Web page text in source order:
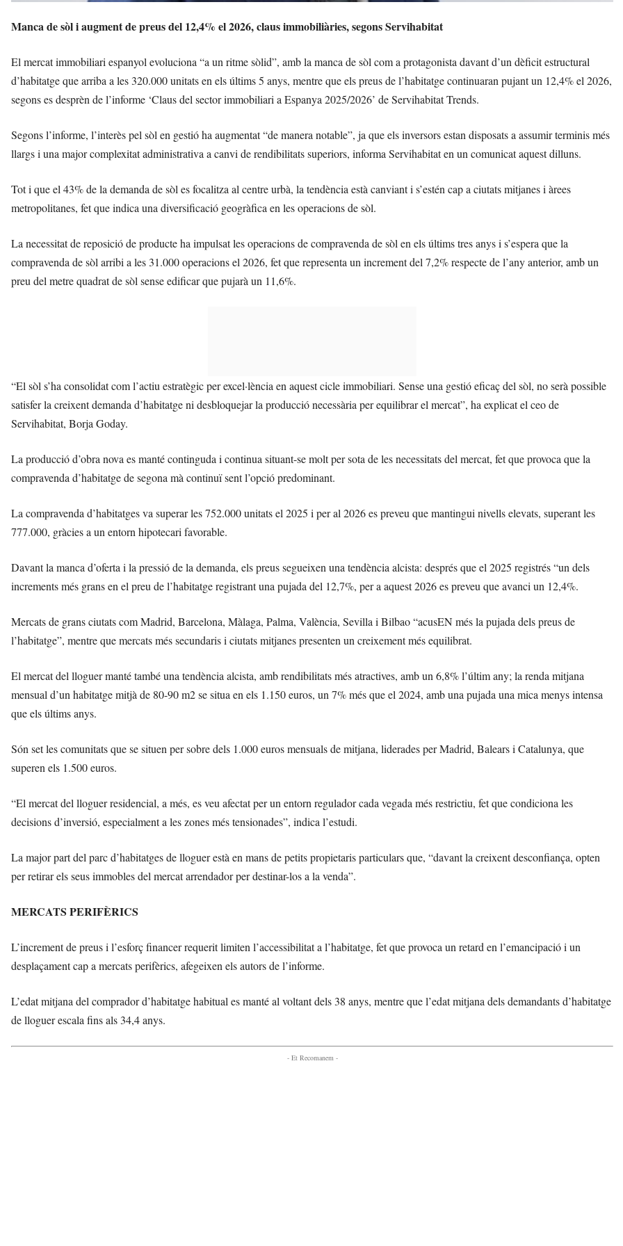
Manca de sòl i augment de preus del 12,4% el 2026, claus immobiliàries, segons Servihabitat
El mercat immobiliari espanyol evoluciona “a un ritme sòlid”, amb la manca de sòl com a protagonista davant d’un dèficit estructural
d’habitatge que arriba a les 320.000 unitats en els últims 5 anys, mentre que els preus de l’habitatge continuaran pujant un 12,4% el 2026,
segons es desprèn de l’informe ‘Claus del sector immobiliari a Espanya 2025/2026’ de Servihabitat Trends.
Segons l’informe, l’interès pel sòl en gestió ha augmentat “de manera notable”, ja que els inversors estan disposats a assumir terminis més
llargs i una major complexitat administrativa a canvi de rendibilitats superiors, informa Servihabitat en un comunicat aquest dilluns.
Tot i que el 43% de la demanda de sòl es focalitza al centre urbà, la tendència està canviant i s’estén cap a ciutats mitjanes i àrees
metropolitanes, fet que indica una diversificació geogràfica en les operacions de sòl.
La necessitat de reposició de producte ha impulsat les operacions de compravenda de sòl en els últims tres anys i s’espera que la
compravenda de sòl arribi a les 31.000 operacions el 2026, fet que representa un increment del 7,2% respecte de l’any anterior, amb un
preu del metre quadrat de sòl sense edificar que pujarà un 11,6%.
“El sòl s’ha consolidat com l’actiu estratègic per excel·lència en aquest cicle immobiliari. Sense una gestió eficaç del sòl, no serà possible
satisfer la creixent demanda d’habitatge ni desbloquejar la producció necessària per equilibrar el mercat”, ha explicat el ceo de
Servihabitat, Borja Goday.
La producció d’obra nova es manté continguda i continua situant-se molt per sota de les necessitats del mercat, fet que provoca que la
compravenda d’habitatge de segona mà continuï sent l’opció predominant.
La compravenda d’habitatges va superar les 752.000 unitats el 2025 i per al 2026 es preveu que mantingui nivells elevats, superant les
777.000, gràcies a un entorn hipotecari favorable.
Davant la manca d’oferta i la pressió de la demanda, els preus segueixen una tendència alcista: després que el 2025 registrés “un dels
increments més grans en el preu de l’habitatge registrant una pujada del 12,7%, per a aquest 2026 es preveu que avanci un 12,4%.
Mercats de grans ciutats com Madrid, Barcelona, Màlaga, Palma, València, Sevilla i Bilbao “acusEN més la pujada dels preus de
l’habitatge”, mentre que mercats més secundaris i ciutats mitjanes presenten un creixement més equilibrat.
El mercat del lloguer manté també una tendència alcista, amb rendibilitats més atractives, amb un 6,8% l’últim any; la renda mitjana
mensual d’un habitatge mitjà de 80-90 m2 se situa en els 1.150 euros, un 7% més que el 2024, amb una pujada una mica menys intensa
que els últims anys.
Són set les comunitats que se situen per sobre dels 1.000 euros mensuals de mitjana, liderades per Madrid, Balears i Catalunya, que
superen els 1.500 euros.
“El mercat del lloguer residencial, a més, es veu afectat per un entorn regulador cada vegada més restrictiu, fet que condiciona les
decisions d’inversió, especialment a les zones més tensionades”, indica l’estudi.
La major part del parc d’habitatges de lloguer està en mans de petits propietaris particulars que, “davant la creixent desconfiança, opten
per retirar els seus immobles del mercat arrendador per destinar-los a la venda”.
MERCATS PERIFÈRICS
L’increment de preus i l’esforç financer requerit limiten l’accessibilitat a l’habitatge, fet que provoca un retard en l’emancipació i un
desplaçament cap a mercats perifèrics, afegeixen els autors de l’informe.
L’edat mitjana del comprador d’habitatge habitual es manté al voltant dels 38 anys, mentre que l’edat mitjana dels demandants d’habitatge
de lloguer escala fins als 34,4 anys.
- Et Recomanem -